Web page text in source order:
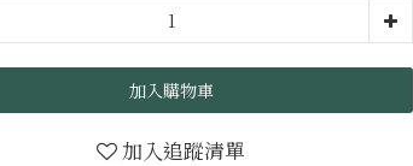
加入購物車
加入追蹤清單